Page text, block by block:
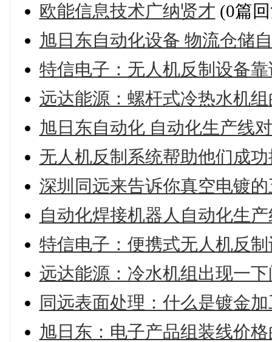
欧能信息技术广纳贤才 (0篇
旭日东自动化设备 物流仓储
特信电子：无人机反制设备
远达能源：螺杆式冷热水机
旭日东自动化 自动化生产线
无人机反制系统帮助他们成
深圳同远来告诉你真空电镀
自动化焊接机器人自动化生
特信电子：便携式无人机反
远达能源：冷水机组出现一
同远表面处理：什么是镀金
旭日东：电子产品组装线价